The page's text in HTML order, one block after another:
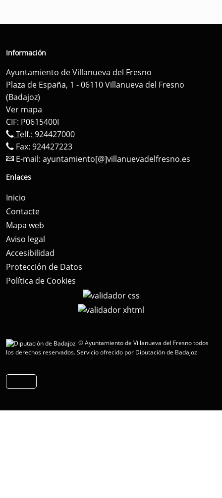
Información
Ayuntamiento de Villanueva del Fresno
Plaza de España, 1 - 06110 Villanueva del Fresno
(Badajoz)
Ver mapa
CIF: P0615400I
Telf.: 924427000
Fax: 924427223
E-mail: ayuntamiento[@]villanuevadelfresno.es
Enlaces
Inicio
Contacte
Mapa web
Aviso legal
Accesibilidad
Protección de Datos
Política de Cookies
© Ayuntamiento de Villanueva del Fresno todos
los derechos reservados.Servicio ofrecido por Diputación de Badajoz